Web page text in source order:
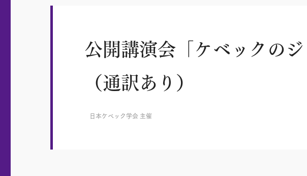
公開講演会「ケベックの
（通訳あり）
日本ケベック学会 主催